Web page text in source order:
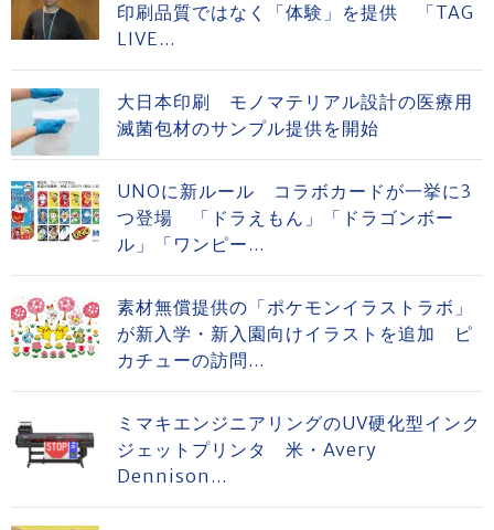
印刷品質ではなく「体験」を提供 「TAG
LIVE...
大日本印刷 モノマテリアル設計の医療用
滅菌包材のサンプル提供を開始
UNOに新ルール コラボカードが一挙に3
つ登場 「ドラえもん」「ドラゴンボー
ル」「ワンピー...
素材無償提供の「ポケモンイラストラボ」
が新入学・新入園向けイラストを追加 ピ
カチューの訪問...
ミマキエンジニアリングのUV硬化型インク
ジェットプリンタ 米・Avery
Dennison...